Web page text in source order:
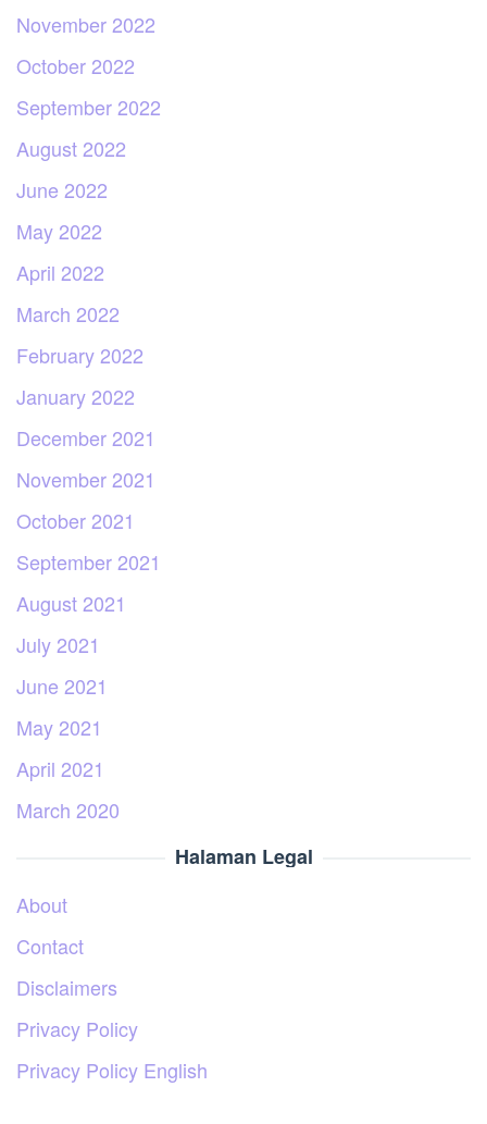
November 2022
October 2022
September 2022
August 2022
June 2022
May 2022
April 2022
March 2022
February 2022
January 2022
December 2021
November 2021
October 2021
September 2021
August 2021
July 2021
June 2021
May 2021
April 2021
March 2020
Halaman Legal
About
Contact
Disclaimers
Privacy Policy
Privacy Policy English